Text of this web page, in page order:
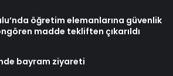
öğretim elemanlarına güvenlik
madde tekliften çıkarıldı
bayram ziyareti